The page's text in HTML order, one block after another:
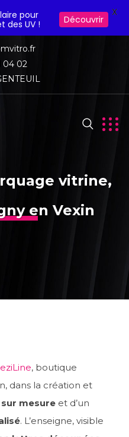
04 02
vitrine,
en Vexin
, boutique
dans la création et
sur mesure et d’un
. L’enseigne, visible
pour
des UV !
Découvrir
X